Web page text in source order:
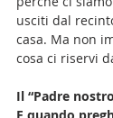
usciti dal
casa. Ma non
cosa ci riservi
Il “Padre